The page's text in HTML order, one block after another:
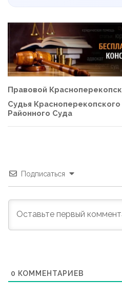
Правовой Красноперекопск
Судья Красноперекопского
Районного Суда
Подписаться
0 КОММЕНТАРИЕВ